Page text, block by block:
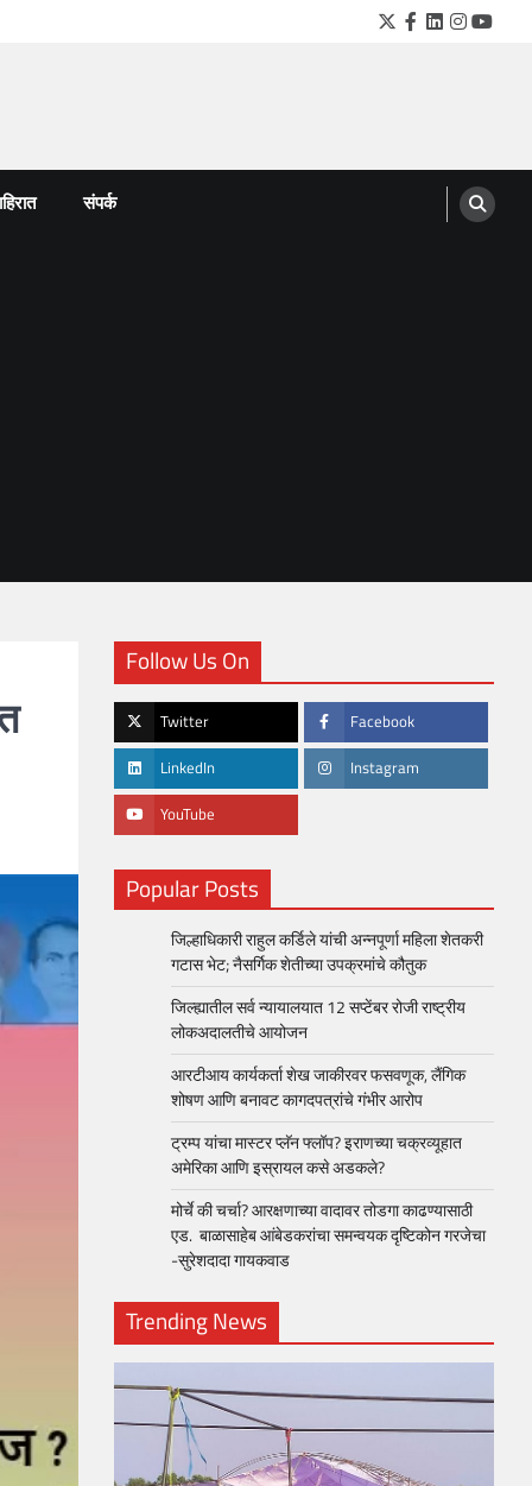
Twitter
Facebook
LinkedIn
संपर्क
Follow Us On
Twitter Facebook
LinkedIn Instagram
YouTube
Popular Posts
जिल्हाधिकारी राहुल कर्डिले यांची अन्नपूर्णा महिला शेतकरी
गटास भेट; नैसर्गिक शेतीच्या उपक्रमांचे कौतुक
जिल्ह्यातील सर्व न्यायालयात 12 सप्टेंबर रोजी राष्ट्रीय
लोकअदालतीचे आयोजन
आरटीआय कार्यकर्ता शेख जाकीरवर फसवणूक, लैंगिक
शोषण आणि बनावट कागदपत्रांचे गंभीर आरोप
ट्रम्प यांचा मास्टर प्लॅन फ्लॉप? इराणच्या चक्रव्यूहात
अमेरिका आणि इस्रायल कसे अडकले?
मोर्चे की चर्चा? आरक्षणाच्या वादावर तोडगा काढण्यासाठी
एड. बाळासाहेब आंबेडकरांचा समन्वयक दृष्टिकोन गरजेचा
-सुरेशदादा गायकवाड
Trending News
Skills